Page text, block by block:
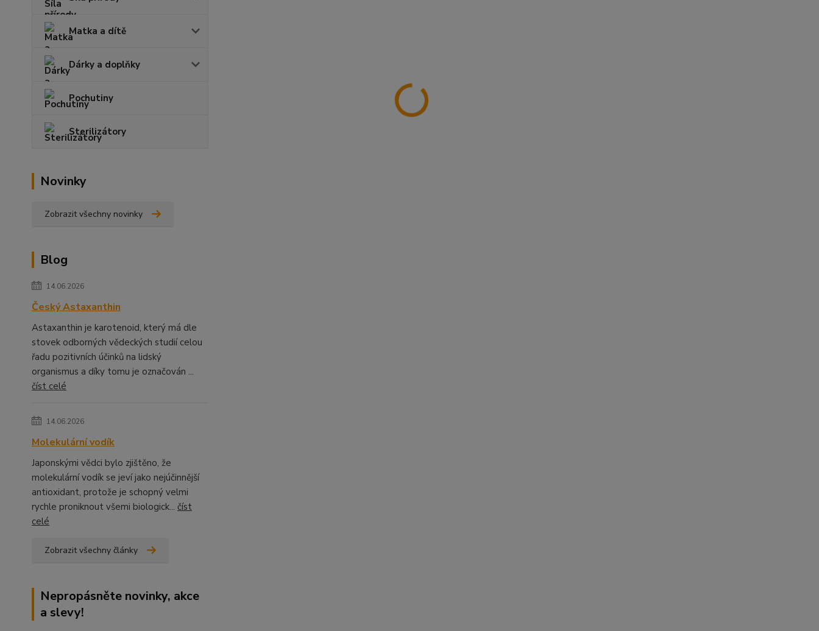
Matka a dítě
Dárky a doplňky
Pochutiny
Sterilizátory
Novinky
Zobrazit všechny novinky
Blog
14.06.2026
Český Astaxanthin
Astaxanthin je karotenoid, který má dle
stovek odborných vědeckých studií celou
řadu pozitivních účinků na lidský
organismus a díky tomu je označován ...
číst celé
14.06.2026
Molekulární vodík
Japonskými vědci bylo zjištěno, že
molekulární vodík se jeví jako nejúčinnější
antioxidant, protože je schopný velmi
rychle proniknout všemi biologick... číst
celé
Zobrazit všechny články
Nepropásněte novinky, akce
a slevy!